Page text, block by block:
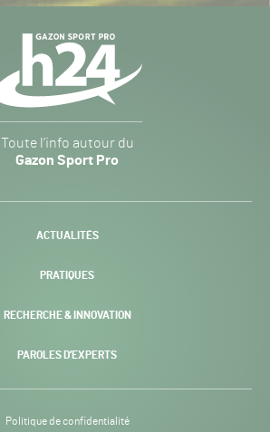
Sport
Pro
-
Toute l’info autour du
Gazon Sport Pro
ACTUALITÉS
PRATIQUES
RECHERCHE & INNOVATION
PAROLES D’EXPERTS
Politique de confidentialité